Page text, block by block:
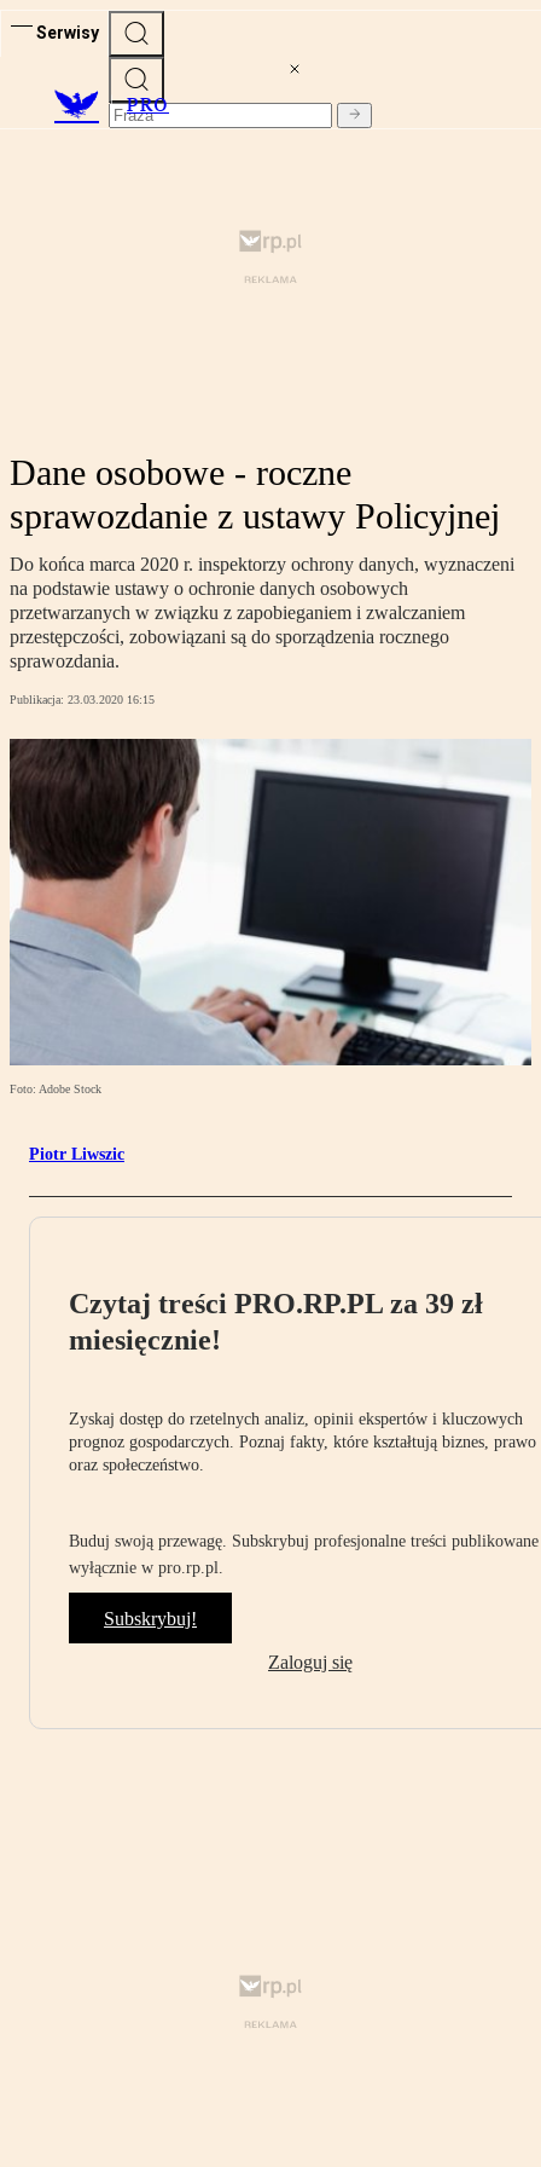
Serwisy
PRO
Dane osobowe - roczne
sprawozdanie z ustawy Policyjnej
Do końca marca 2020 r. inspektorzy ochrony danych, wyznaczeni
na podstawie ustawy o ochronie danych osobowych
przetwarzanych w związku z zapobieganiem i zwalczaniem
przestępczości, zobowiązani są do sporządzenia rocznego
sprawozdania.
Publikacja: 23.03.2020 16:15
Foto: Adobe Stock
Piotr Liwszic
Czytaj treści PRO.RP.PL za 39 zł
miesięcznie!
Zyskaj dostęp do rzetelnych analiz, opinii ekspertów i kluczowych
prognoz gospodarczych. Poznaj fakty, które kształtują biznes, prawo
oraz społeczeństwo.
Buduj swoją przewagę. Subskrybuj profesjonalne treści publikowane
wyłącznie w pro.rp.pl.
Subskrybuj!
Zaloguj się